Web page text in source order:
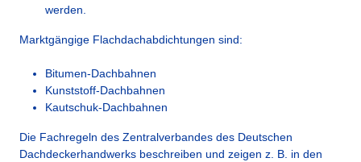
werden.
Marktgängige Flachdachabdichtungen sind:
Bitumen-Dachbahnen
Kunststoff-Dachbahnen
Kautschuk-Dachbahnen
Die Fachregeln des Zentralverbandes des Deutschen
Dachdeckerhandwerks beschreiben und zeigen z. B. in den